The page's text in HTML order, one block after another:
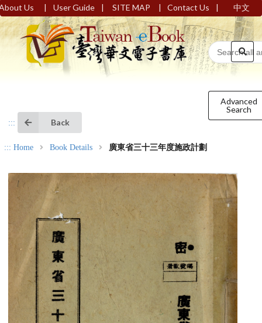
Us | User Guide | SITE MAP | Contact Us | 中文
Advanced
Search
::: Back
::: Home Book Details 廣東省三十三年度施政計劃